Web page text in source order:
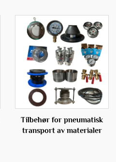
Tilbehør for pneumatisk
transport av materialer